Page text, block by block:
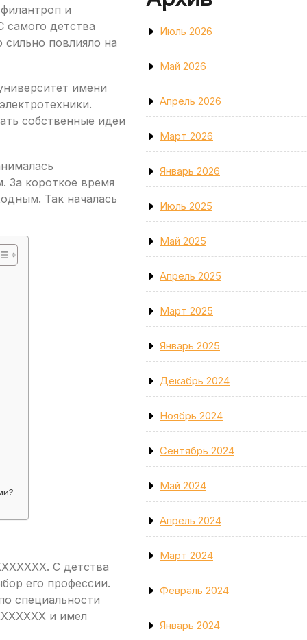
и
самого детства
сильно повлияло на
имени
собственные идеи
За короткое время
Так началась
С детства
его профессии.
специальности
и имел
Июль 2026
Май 2026
Апрель 2026
Март 2026
Январь 2026
Июль 2025
Май 2025
Апрель 2025
Март 2025
Январь 2025
Декабрь 2024
Ноябрь 2024
Сентябрь 2024
Май 2024
Апрель 2024
Март 2024
Февраль 2024
Январь 2024